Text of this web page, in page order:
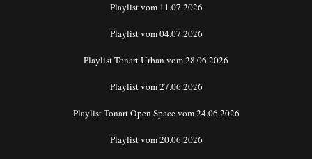
Playlist vom 11.07.2026
Playlist vom 04.07.2026
Playlist Tonart Urban vom 28.06.2026
Playlist vom 27.06.2026
Playlist Tonart Open Space vom 24.06.2026
Playlist vom 20.06.2026